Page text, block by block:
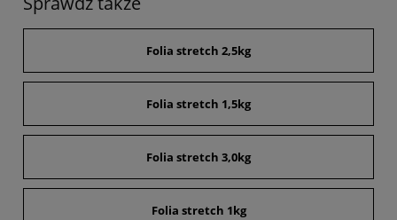
Folia stretch 2,5kg
Folia stretch 1,5kg
Folia stretch 3,0kg
Folia stretch 1kg